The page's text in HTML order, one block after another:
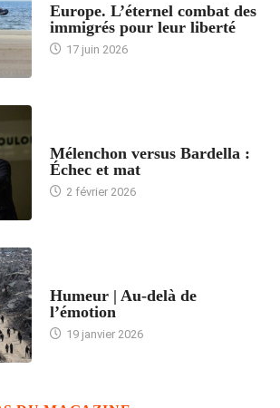
Europe. L’éternel combat des
immigrés pour leur liberté
17 juin 2026
Mélenchon versus Bardella :
Échec et mat
2 février 2026
Humeur | Au-delà de
l’émotion
19 janvier 2026